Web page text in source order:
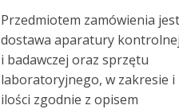
Przedmiotem zamówienia
dostawa aparatury
i badawczej oraz sprzętu
laboratoryjnego, w zakresie i
ilości zgodnie z opisem